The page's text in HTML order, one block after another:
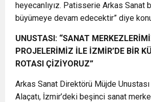
heyecanlıyız. Patisserie Arkas Sanat
büyümeye devam edecektir” diye
UNUSTASI: “SANAT
PROJELERİMİZ İLE İZMİR’DE BİR
ROTASI ÇİZİYORUZ”
Arkas Sanat Direktörü Müjde Unustası
Alaçatı, İzmir’deki beşinci sanat